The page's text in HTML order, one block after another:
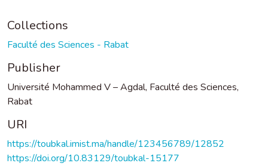
Collections
Faculté des Sciences - Rabat
Publisher
Université Mohammed V – Agdal, Faculté des Sciences,
Rabat
URI
https://toubkal.imist.ma/handle/123456789/12852
https://doi.org/10.83129/toubkal-15177